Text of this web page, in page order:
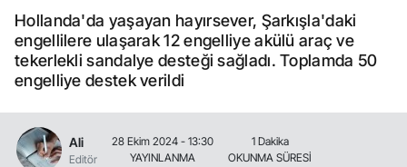
Hollanda'da yaşayan hayırsever, Şarkışla'daki
engellilere ulaşarak 12 engelliye akülü araç ve
tekerlekli sandalye desteği sağladı. Toplamda 50
engelliye destek verildi
Ali
Editör
28 Ekim 2024 - 13:30
YAYINLANMA
1 Dakika
OKUNMA SÜRESİ